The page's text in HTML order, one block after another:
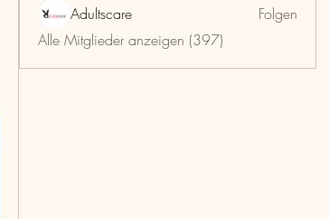
Adultscare
Folgen
Alle Mitglieder anzeigen (397)